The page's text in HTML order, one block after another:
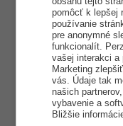
Ak
je
mať
ponuka
možnosť
Ak sa
pomôcť k lepšej
používanie
pre anonymné
funkcionalít.
vašej interakci a
Marketing
vás. Údaje tak
našich
vybavenie a
Bližšie